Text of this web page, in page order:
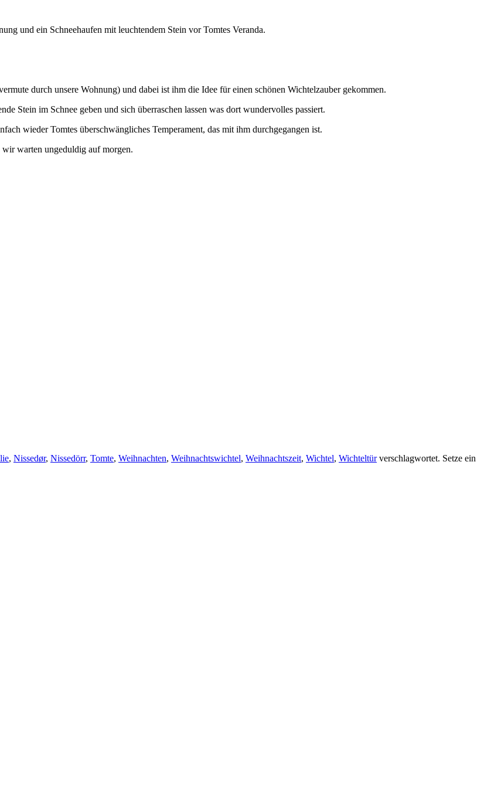
und ein Schneehaufen mit leuchtendem Stein vor Tomtes Veranda.
durch unsere Wohnung) und dabei ist ihm die Idee für einen schönen Wichtelzauber gekommen.
Stein im Schnee geben und sich überraschen lassen was dort wundervolles passiert.
wieder Tomtes überschwängliches Temperament, das mit ihm durchgegangen ist.
warten ungeduldig auf morgen.
, Nissedør, Nissedörr, Tomte, Weihnachten, Weihnachtswichtel, Weihnachtszeit, Wichtel, Wichteltürverschlagwortet. Setze ein